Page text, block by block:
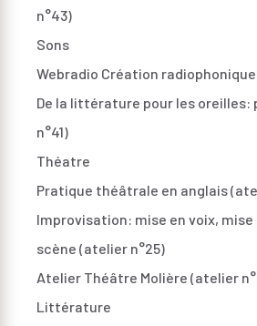
n°43)
Sons
Webradio Création
De la littérature pour les
n°41)
Théatre
Pratique théâtrale en anglais
Improvisation: mise en voix, mise
scène (atelier n°25)
Atelier Théâtre Molière (atelier
Littérature